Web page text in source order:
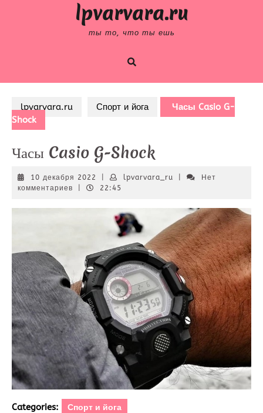
lpvarvara.ru
ты то, что ты ешь
lpvarvara.ru Спорт и йога
Часы Casio G-
Shock
Часы Casio G-Shock
10 декабря 2022
декабря
lpvarvara_rulpvarvara_ru
Нет
комментариев
22:45
Categories: Спорт и йога